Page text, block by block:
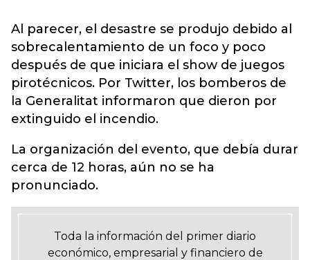
Al parecer, el desastre se produjo debido al
sobrecalentamiento de un foco y poco
después de que iniciara el show de juegos
pirotécnicos. Por Twitter, los bomberos de
la Generalitat informaron que dieron por
extinguido el incendio.
La organización del evento, que debía durar
cerca de 12 horas, aún no se ha
pronunciado.
Toda la información del primer diario
económico, empresarial y financiero de